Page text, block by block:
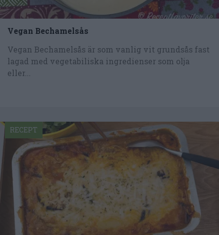
Vegan Bechamelsås
Vegan Bechamelsås är som vanlig vit grundsås fast
lagad med vegetabiliska ingredienser som olja
eller...
RECEPT